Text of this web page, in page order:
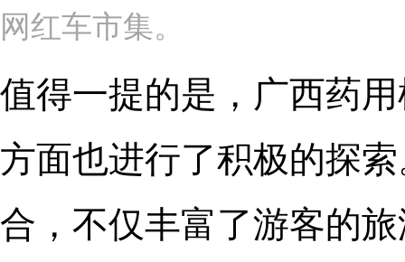
网红车市集。
值得一提的是，广西药
方面也进行了积极的探
合，不仅丰富了游客的